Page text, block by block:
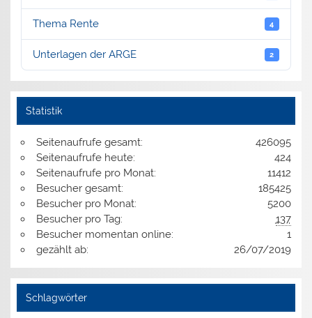
Thema Rente 4
Unterlagen der ARGE 2
Statistik
426095
Seitenaufrufe gesamt:
424
Seitenaufrufe heute:
11412
Seitenaufrufe pro Monat:
185425
Besucher gesamt:
5200
Besucher pro Monat:
137
Besucher pro Tag:
1
Besucher momentan online:
26/07/2019
gezählt ab:
Schlagwörter